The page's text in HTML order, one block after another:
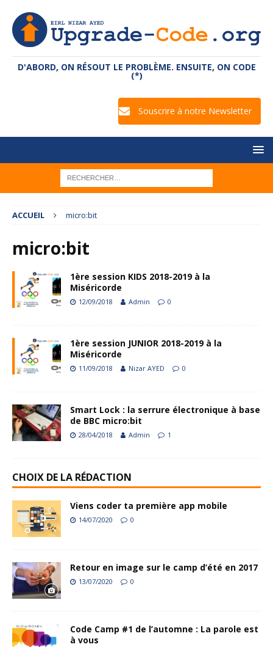
D'ABORD, ON RÉSOUT LE PROBLÈME. ENSUITE, ON CODE
(*)
Souscrire à notre Newsletter
ACCUEIL micro:bit
micro:bit
1ère session KIDS 2018-2019 à la
Miséricorde
12/09/2018 Admin 0
1ère session JUNIOR 2018-2019 à la
Miséricorde
11/09/2018 Nizar AYED 0
Smart Lock : la serrure électronique à base
de BBC micro:bit
28/04/2018 Admin 1
CHOIX DE LA RÉDACTION
Viens coder ta première app mobile
14/07/2020 0
Retour en image sur le camp d’été en 2017
13/07/2020 0
Code Camp #1 de l’automne : La parole est
à vous